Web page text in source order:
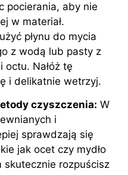
pocierania, aby nie
w materiał.
płynu do mycia
z wodą lub pasty z
octu. Nałóż tę
i delikatnie wetrzyj.
czyszczenia: W
i
sprawdzają się
jak ocet czy mydło
skutecznie rozpuścisz